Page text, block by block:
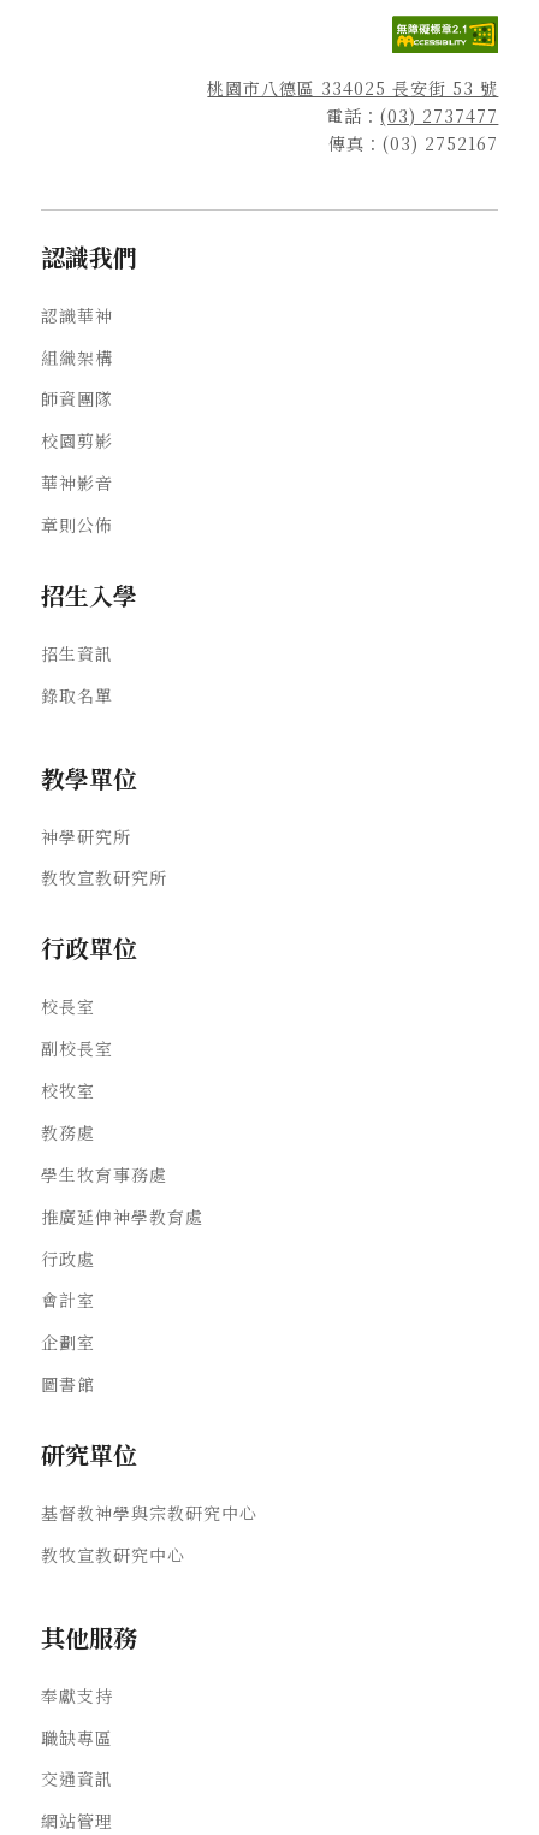
桃園市八德區 334025 長安街 53 號
電話：(03) 2737477
傳真：(03) 2752167
認識我們
認識華神
組織架構
師資團隊
校園剪影
華神影音
章則公佈
招生入學
招生資訊
錄取名單
教學單位
神學研究所
教牧宣教研究所
行政單位
校長室
副校長室
校牧室
教務處
學生牧育事務處
推廣延伸神學教育處
行政處
會計室
企劃室
圖書館
研究單位
基督教神學與宗教研究中心
教牧宣教研究中心
其他服務
奉獻支持
職缺專區
交通資訊
網站管理